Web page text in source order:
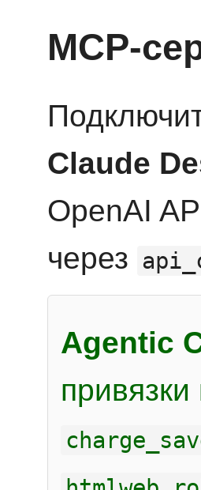
MCP-
Claude
OpenAI
через
Agentic
привязки